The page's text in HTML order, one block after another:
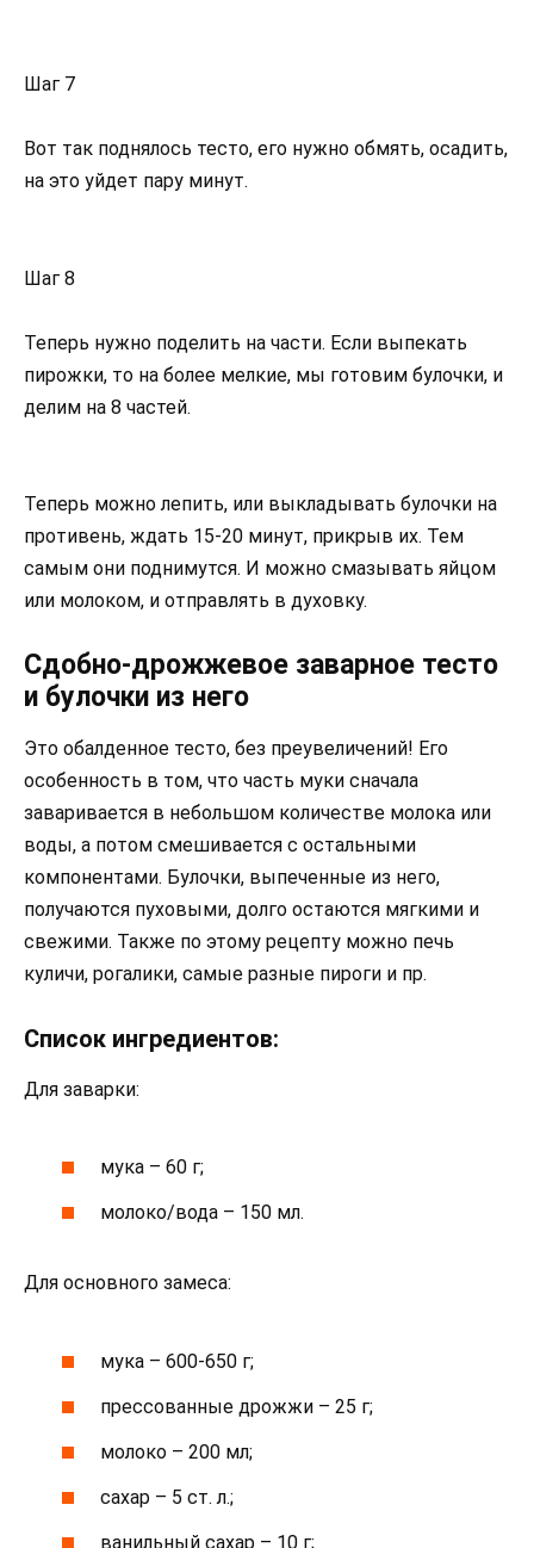
Шаг 7
Вот так поднялось тесто, его нужно обмять, осадить,
на это уйдет пару минут.
Шаг 8
Теперь нужно поделить на части. Если выпекать
пирожки, то на более мелкие, мы готовим булочки, и
делим на 8 частей.
Теперь можно лепить, или выкладывать булочки на
противень, ждать 15-20 минут, прикрыв их. Тем
самым они поднимутся. И можно смазывать яйцом
или молоком, и отправлять в духовку.
Сдобно-дрожжевое заварное тесто
и булочки из него
Это обалденное тесто, без преувеличений! Его
особенность в том, что часть муки сначала
заваривается в небольшом количестве молока или
воды, а потом смешивается с остальными
компонентами. Булочки, выпеченные из него,
получаются пуховыми, долго остаются мягкими и
свежими. Также по этому рецепту можно печь
куличи, рогалики, самые разные пироги и пр.
Список ингредиентов:
Для заварки:
мука – 60 г;
молоко/вода – 150 мл.
Для основного замеса:
мука – 600-650 г;
прессованные дрожжи – 25 г;
молоко – 200 мл;
сахар – 5 ст. л.;
ванильный сахар – 10 г;